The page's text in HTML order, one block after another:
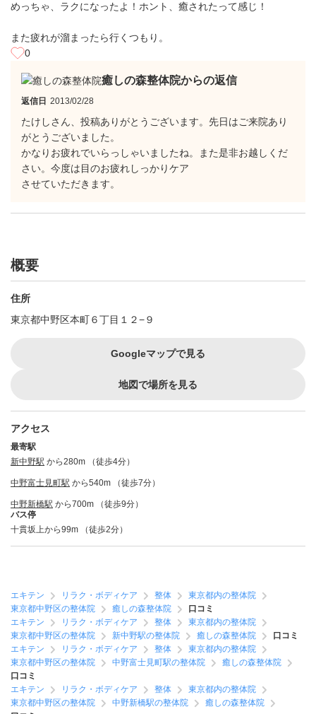
めっちゃ、ラクになったよ！ホント、癒されたって感じ！
また疲れが溜まったら行くつもり。
0
癒しの森整体院からの返信
返信日 2013/02/28
たけしさん、投稿ありがとうございます。先日はご来院あり
がとうございました。
かなりお疲れでいらっしゃいましたね。また是非お越しくだ
さい。今度は目のお疲れしっかりケア
させていただきます。
概要
住所
東京都中野区本町６丁目１２−９
Googleマップで見る
地図で場所を見る
アクセス
最寄駅
新中野駅 から280m （徒歩4分）
中野富士見町駅 から540m （徒歩7分）
中野新橋駅 から700m （徒歩9分）
バス停
十貫坂上から99m （徒歩2分）
エキテン リラク・ボディケア 整体
東京都内の整体院
東京都中野区の整体院
癒しの森整体院
口コミ
エキテン
リラク・ボディケア 整体
東京都内の整体院
東京都中野区の整体院
新中野駅の整体院 癒しの森整体院
口コミ
エキテン
リラク・ボディケア 整体
東京都内の整体院
東京都中野区の整体院
中野富士見町駅の整体院
癒しの森整体院
口コミ
エキテン
リラク・ボディケア 整体
東京都内の整体院
東京都中野区の整体院
中野新橋駅の整体院
癒しの森整体院